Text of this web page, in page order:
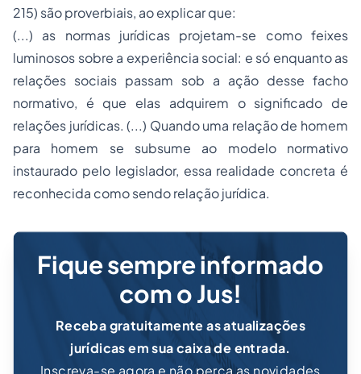
215) são proverbiais, ao explicar que:
(...) as normas jurídicas projetam-se como feixes
luminosos sobre a experiência social: e só enquanto as
relações sociais passam sob a ação desse facho
normativo, é que elas adquirem o significado de
relações jurídicas. (...) Quando uma relação de homem
para homem se subsume ao modelo normativo
instaurado pelo legislador, essa realidade concreta é
reconhecida como sendo relação jurídica.
Fique sempre informado
com o Jus!
Receba gratuitamente as atualizações
jurídicas em sua caixa de entrada.
Inscreva-se agora e não perca as novidades